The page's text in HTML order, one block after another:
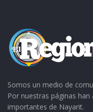
Somos un medio de
Por nuestras páginas
importantes de Nayarit.